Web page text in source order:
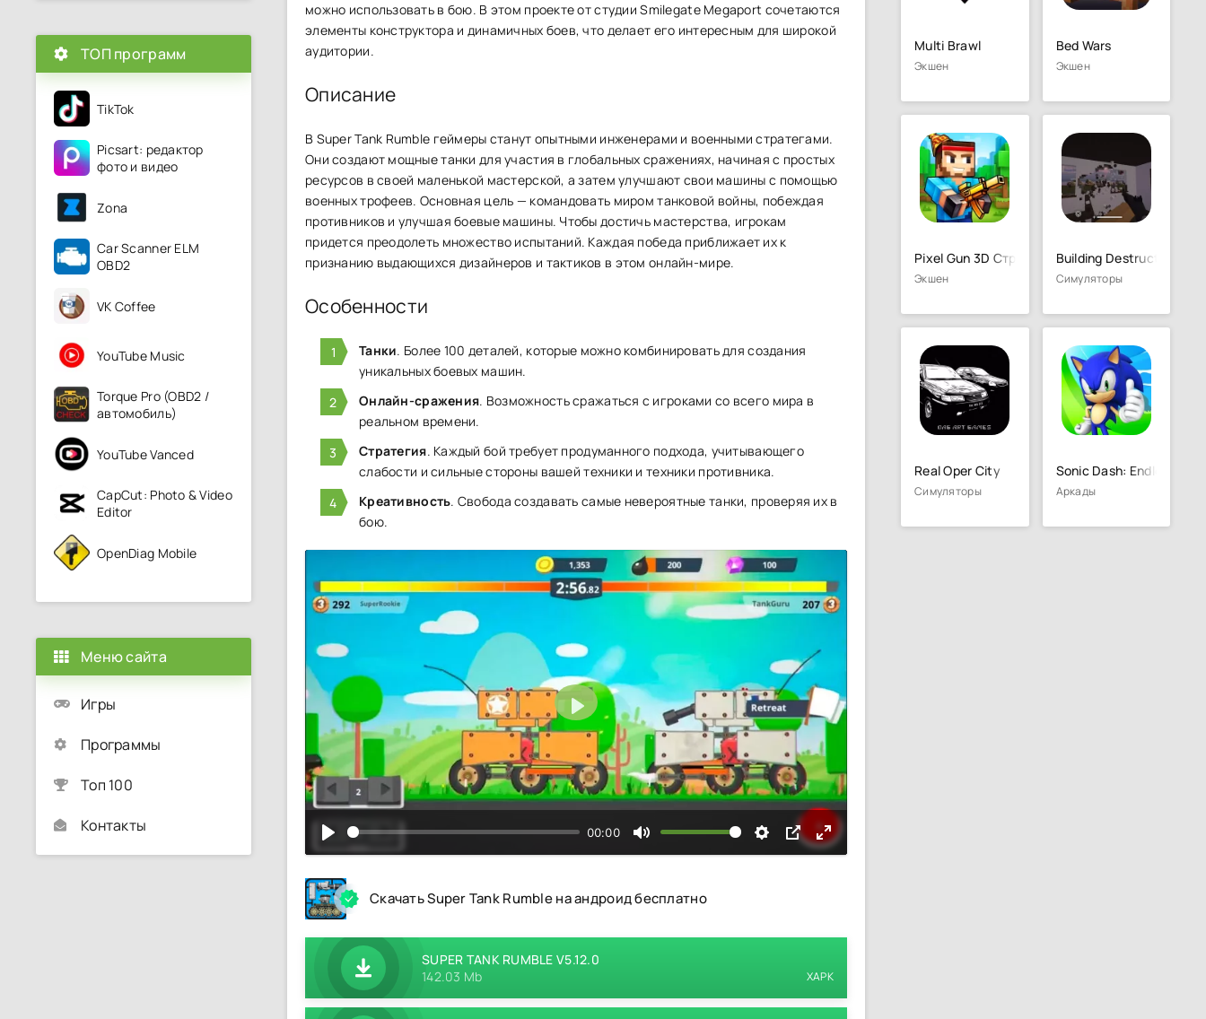
можно использовать в бою. В этом проекте от студии Smilegate Megaport сочетаются
элементы конструктора и динамичных боев, что делает его интересным для широкой
аудитории.
Описание
В Super Tank Rumble геймеры станут опытными инженерами и͏ военными стратегами.
Они создают мощные͏ танки для участия в глобальны͏х сражениях, начиная с простых
ресурс͏ов в своей ма͏л͏енькой мастерско͏й, а затем улучшают свои машины с помощью
во͏енных͏ трофеев͏. Основная цель — командовать ͏ми͏ром танко͏вой войны, по͏бежд͏ая
п͏ротив͏ников и͏ ͏улучшая боевые машин͏ы͏. Чтобы достичь мастерства, игрокам
пр͏идется пре͏одолеть множество ис͏пытаний. Каждая побе͏да приближ͏ает их к
признан͏ию выдающихся дизайнеров и тактик͏ов в ͏этом онлайн-ми͏ре.
Особенности
Танки. Более 100 деталей, которые можно комбинировать для создания
уникальных боевых машин.
Онлайн-сражения. Возможность сражаться с игроками со всего мира в
реальном времени.
Стратегия. Каждый бой требует продуманного подхода, учитывающего
слабости и сильные стороны вашей техники и техники противника.
Креативность. Свобода создавать самые невероятные танки, проверяя их в
бою.
00:00
Воспроизвести
Скачать Super Tank Rumble на андроид бесплатно
SUPER TANK RUMBLE V5.12.0
142.03 Mb
XAPK
Multi Brawl
Экшен
Bed Wars
Экшен
Pixel Gun 3D Стрелялки Онлайн
Экшен
Building Destruction
Симуляторы
Real Oper City
Симуляторы
Sonic Dash: Endless Run
Аркады
ТОП программ
TikTok
Picsart: редактор
фото и видео
Zona
Car Scanner ELM
OBD2
VK Coffee
YouTube Music
Torque Pro (OBD2 /
автомобиль)
YouTube Vanced
CapCut: Photo & Video
Editor
OpenDiag Mobile
Меню сайта
Игры
Программы
Топ 100
Контакты